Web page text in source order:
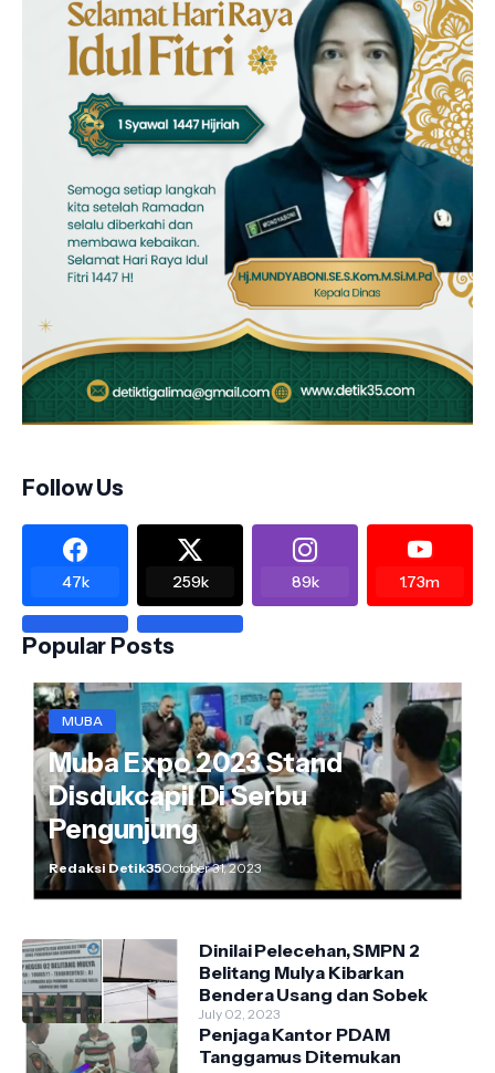
Follow Us
47k 259k 89k 1.73m
Popular Posts
MUBA
Muba Expo 2023 Stand
Disdukcapil Di Serbu
Pengunjung
Redaksi Detik35October 31, 2023
Dinilai Pelecehan, SMPN 2
Belitang Mulya Kibarkan
Bendera Usang dan Sobek
July 02, 2023
Penjaga Kantor PDAM
Tanggamus Ditemukan